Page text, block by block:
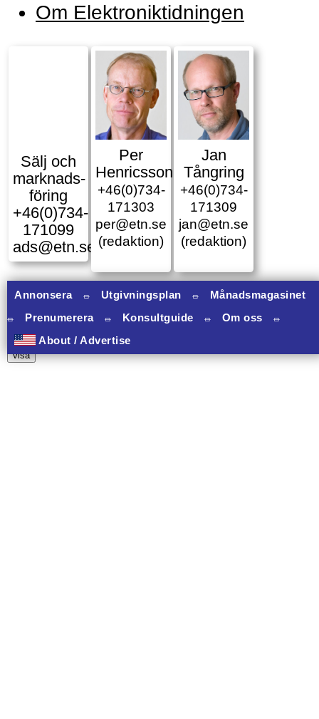
Om Elektroniktidningen
Sälj och
marknads­
föring
+46(0)734-
171099
ads@etn.se
Per
Henricsson
+46(0)734-
171303
per@etn.se
(redaktion)
Jan
Tångring
+46(0)734-
171309
jan@etn.se
(redaktion)
Annonsera ⏛ Utgivningsplan ⏛
Månadsmagasinet
⏛
Prenumerera ⏛ Konsultguide ⏛ Om oss
⏛
About / Advertise
11 banners varav 11 har onclick.